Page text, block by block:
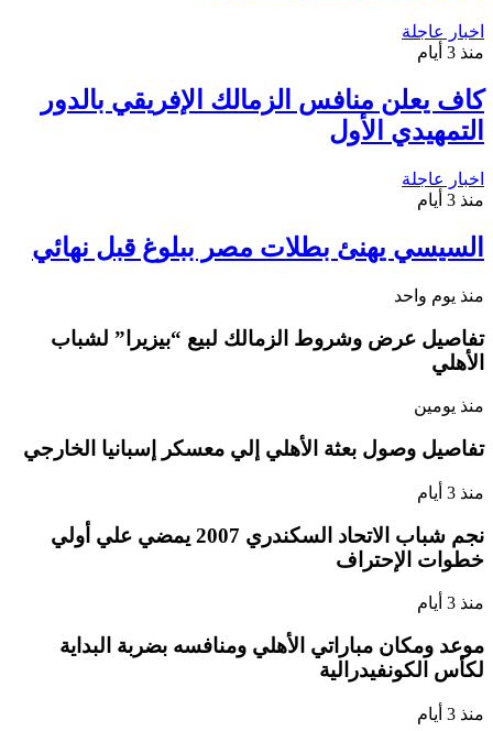
اخبار عاجلة
منذ 3 أيام
كاف يعلن منافس الزمالك الإفريقي بالدور
التمهيدي الأول
اخبار عاجلة
منذ 3 أيام
السيسي يهنئ بطلات مصر ببلوغ قبل نهائي
منذ يوم واحد
تفاصيل عرض وشروط الزمالك لبيع “بيزيرا” لشباب
الأهلي
منذ يومين
تفاصيل وصول بعثة الأهلي إلي معسكر إسبانيا الخارجي
منذ 3 أيام
نجم شباب الاتحاد السكندري 2007 يمضي علي أولي
خطوات الإحتراف
منذ 3 أيام
موعد ومكان مباراتي الأهلي ومنافسه بضربة البداية
لكأس الكونفيدرالية
منذ 3 أيام